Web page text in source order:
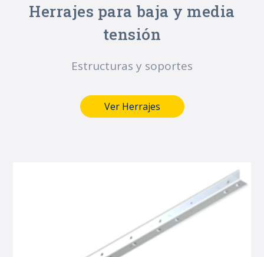
Herrajes para baja y media
tensión
Estructuras y soportes
Ver Herrajes